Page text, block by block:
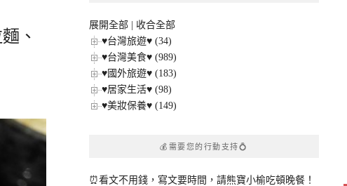
、
展開全部
收合全部
♥台灣旅遊♥ (34)
♥台灣美食♥ (989)
♥國外旅遊♥ (183)
♥居家生活♥ (98)
♥美妝保養♥ (149)
💰需要您的行動支持💍
⏰看文不用錢，寫文要時間，請熊寶小榆吃頓晚餐！